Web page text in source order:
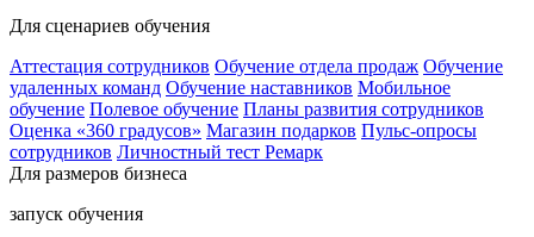
Для сценариев обучения
Аттестация сотрудников Обучение отдела продаж Обучение
удаленных команд Обучение наставников Мобильное
обучение Полевое обучение Планы развития сотрудников
Оценка «360 градусов» Магазин подарков Пульс-опросы
сотрудников Личностный тест Ремарк
Для размеров бизнеса
запуск обучения